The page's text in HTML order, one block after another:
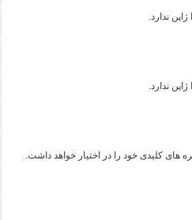
ندارد.
ندارد.
های کلیدی خود را در اختیار خواهد داشت.